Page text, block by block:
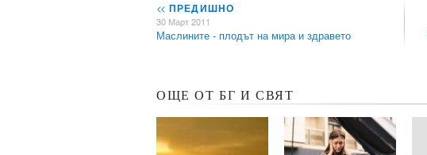
<< ПРЕДИШНО
30 Март 2011
Маслините - плодът на мира и здравето
ОЩЕ ОТ БГ И СВЯТ